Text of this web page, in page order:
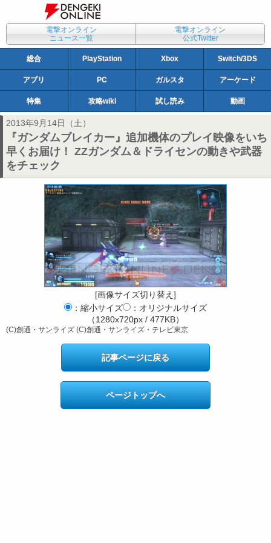
電撃オンライン
ニュース一覧
電撃オンライン
公式Twitter
総合 PlayStation Xbox Switch/3DS
アプリ PC ガルスタ アーケード
特集 攻略wiki 試し読み 動画
2013年9月14日（土）
『ガンダムブレイカー』追加機体のプレイ映像をいち
早くお届け！ ZZガンダム＆ドライセンの動きや武器
をチェック
[画像サイズ切り替え]
：縮小サイズ
：オリジナルサイズ
（1280x720px / 477KB）
(C)創通・サンライズ (C)創通・サンライズ・テレビ東京
記事ページに戻る
ページトップへ